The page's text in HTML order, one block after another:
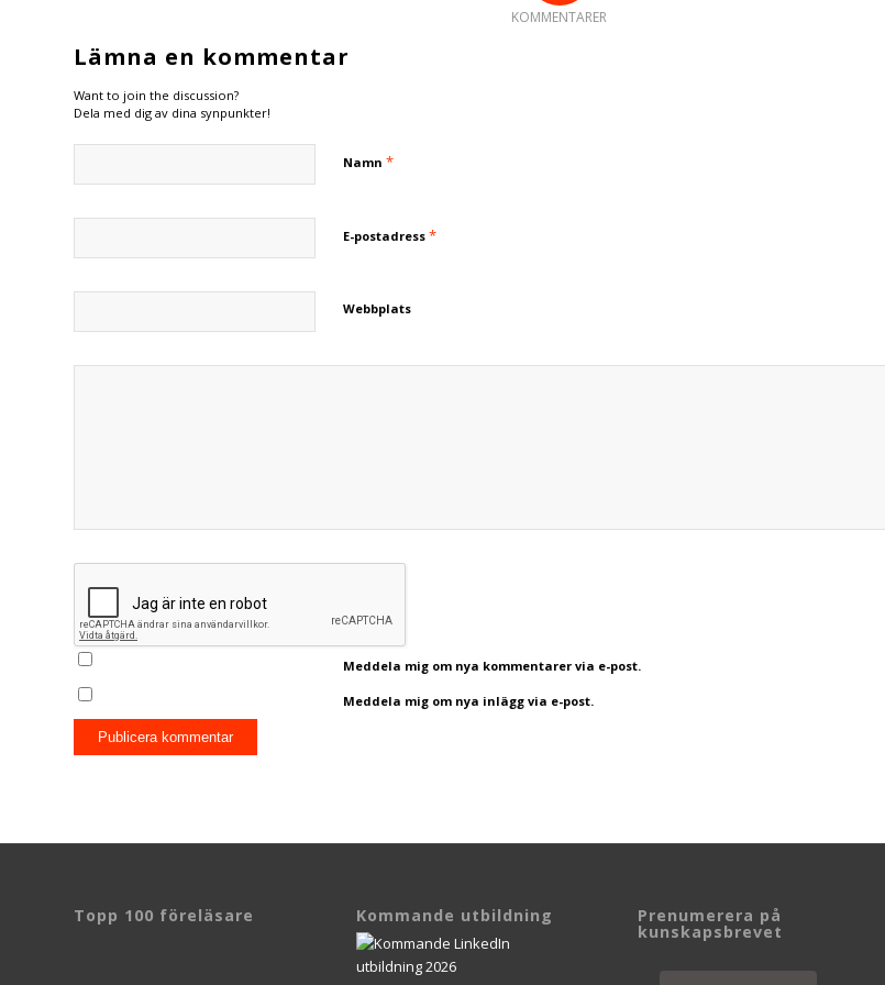
KOMMENTARER
Lämna en kommentar
Want to join the discussion?
Dela med dig av dina synpunkter!
Namn *
E-postadress *
Webbplats
Meddela mig om nya kommentarer via e-post.
Meddela mig om nya inlägg via e-post.
Topp 100 föreläsare Kommande utbildning Prenumerera på
kunskapsbrevet